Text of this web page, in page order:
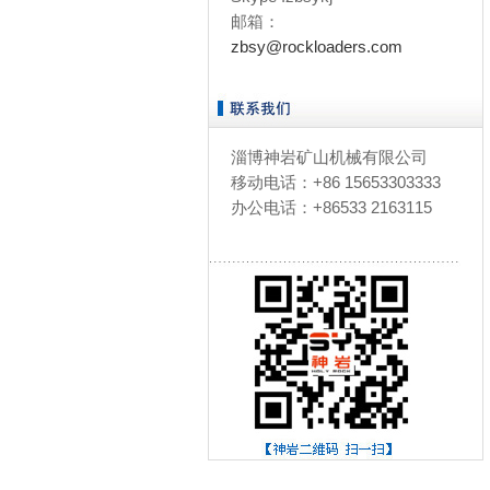
邮箱：
zbsy@rockloaders.com
淄博神岩矿山机械有限公司
移动电话：+86 15653303333
办公电话：+86533 2163115